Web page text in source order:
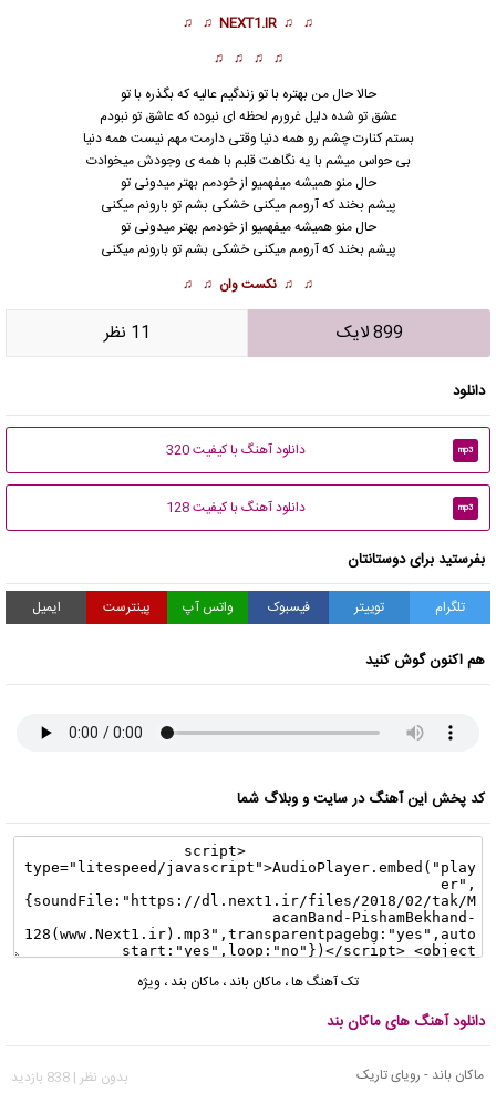
♫ ♫
NEXT1.IR
♫ ♫
♫ ♫ ♫ ♫
حالا حال من بهتره با تو زندگیم عالیه که بگذره با تو
عشق تو شده دلیل غرورم لحظه ای نبوده که عاشق تو نبودم
بستم کنارت چشم رو همه دنیا وقتی دارمت مهم نیست همه دنیا
بی حواس میشم با یه نگاهت قلبم با همه ی وجودش میخوادت
حال منو همیشه میفهمیو از خودمم بهتر میدونی تو
پیشم بخند که آرومم میکنی خشکی بشم تو بارونم میکنی
حال منو همیشه میفهمیو از خودمم بهتر میدونی تو
پیشم بخندکه آرومم میکنی خشکی بشم تو بارونم میکنی
♫ ♫ نکست وان ♫ ♫
899 لایک 11 نظر
دانلود
mp3 دانلود آهنگ با کیفیت 320
mp3 دانلود آهنگ با کیفیت 128
بفرستید برای دوستانتان
تلگرام توییتر فیسبوک واتس آپ پینترست ایمیل
هم اکنون گوش کنید
کد پخش این آهنگ در سایت و وبلاگ شما
تک آهنگ ها، ماکان باند ، ماکان بند ، ویژه
دانلود آهنگ های ماکان بند
ماکان باند - رویای تاریک بدون نظر | 838 بازدید